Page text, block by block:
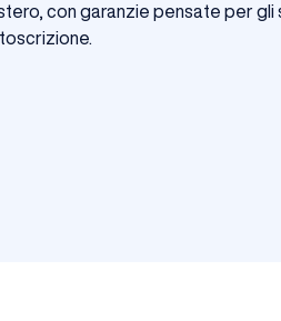
con garanzie pensate per gli